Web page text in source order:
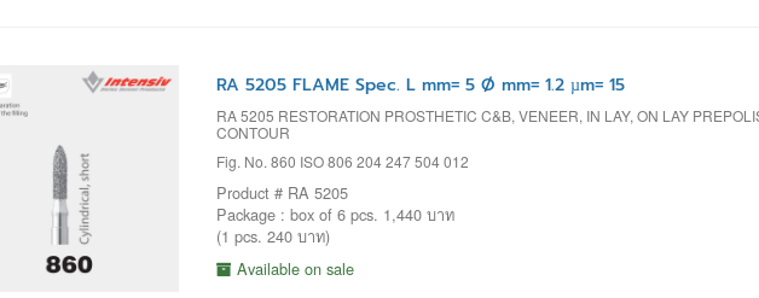
RA 5205 FLAME Spec. L mm= 5 Ø mm= 1.2 µm= 15
RA 5205 RESTORATION PROSTHETIC C&B, VENEER, IN LAY, ON LAY
CONTOUR
Fig. No. 860 ISO 806 204 247 504 012
Product # RA 5205
Package : box of 6 pcs. 1,440 บาท
(1 pcs. 240 บาท)
Available on sale